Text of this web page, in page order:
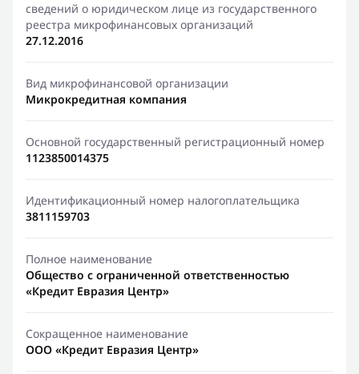
сведений о юридическом лице из государственного
реестра микрофинансовых организаций
27.12.2016
Вид микрофинансовой организации
Микрокредитная компания
Основной государственный регистрационный номер
1123850014375
Идентификационный номер налогоплательщика
3811159703
Полное наименование
Общество с ограниченной ответственностью
«Кредит Евразия Центр»
Сокращенное наименование
ООО «Кредит Евразия Центр»